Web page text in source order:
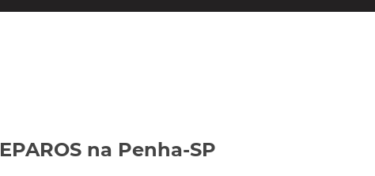
na Penha-SP